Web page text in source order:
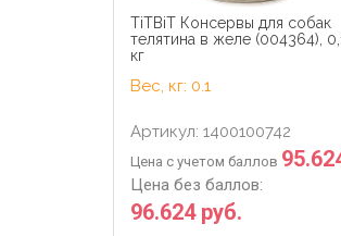
TiTBiT Консервы для собак
телятина в желе (004364),
кг
Вес, кг: 0.1
Артикул: 1400100742
Цена с учетом баллов
Цена без баллов:
96.624 руб.